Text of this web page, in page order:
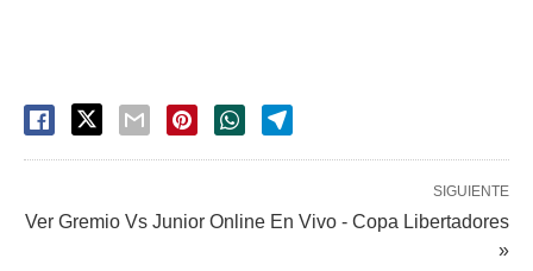
SIGUIENTE
Ver Gremio Vs Junior Online En Vivo - Copa Libertadores
»